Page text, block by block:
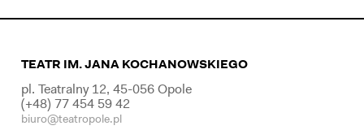
TEATR IM. JANA KOCHANOWSKIEGO
pl. Teatralny 12, 45-056 Opole
(+48) 77 454 59 42
biuro@teatropole.pl